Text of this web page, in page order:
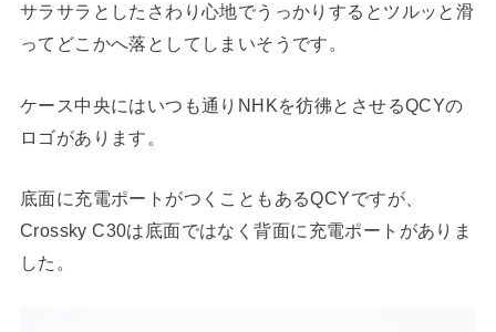
サラサラとしたさわり心地でうっかりするとツルッと滑
ってどこかへ落としてしまいそうです。
ケース中央にはいつも通りNHKを彷彿とさせるQCYの
ロゴがあります。
底面に充電ポートがつくこともあるQCYですが、
Crossky C30は底面ではなく背面に充電ポートがありま
した。